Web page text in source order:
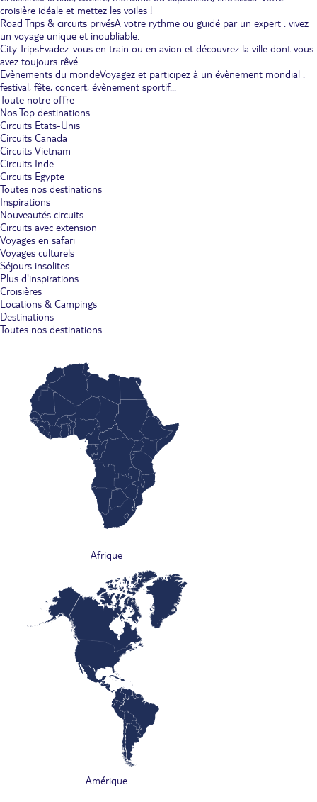
croisière idéale et mettez les voiles !
Road Trips & circuits privésA votre rythme ou guidé par un expert : vivez
un voyage unique et inoubliable.
City TripsEvadez-vous en train ou en avion et découvrez la ville dont vous
avez toujours rêvé.
Evènements du mondeVoyagez et participez à un évènement mondial :
festival, fête, concert, évènement sportif...
Toute notre offre
Nos Top destinations
Circuits Etats-Unis
Circuits Canada
Circuits Vietnam
Circuits Inde
Circuits Egypte
Toutes nos destinations
Inspirations
Nouveautés circuits
Circuits avec extension
Voyages en safari
Voyages culturels
Séjours insolites
Plus d'inspirations
Croisières
Locations & Campings
Destinations
Toutes nos destinations
Afrique
Amérique